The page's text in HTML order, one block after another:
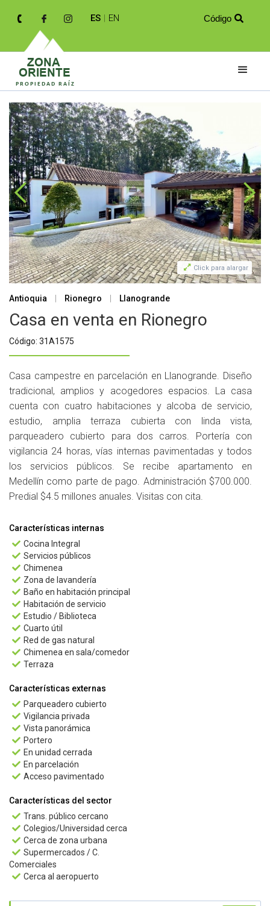
ES | EN Código 
 Click para alargar
Antioquia Rionegro Llanogrande
Casa en venta en Rionegro
Código: 31A1575
Casa campestre en parcelación en Llanogrande. Diseño
tradicional, amplios y acogedores espacios. La casa
cuenta con cuatro habitaciones y alcoba de servicio,
estudio, amplia terraza cubierta con linda vista,
parqueadero cubierto para dos carros. Portería con
vigilancia 24 horas, vías internas pavimentadas y todos
los servicios públicos. Se recibe apartamento en
Medellín como parte de pago. Administración $700.000.
Predial $4.5 millones anuales. Visitas con cita.
Características internas
 Cocina Integral
 Servicios públicos
 Chimenea
 Zona de lavandería
 Baño en habitación principal
 Habitación de servicio
 Estudio / Biblioteca
 Cuarto útil
 Red de gas natural
 Chimenea en sala/comedor
 Terraza
Características externas
 Parqueadero cubierto
 Vigilancia privada
 Vista panorámica
 Portero
 En unidad cerrada
 En parcelación
 Acceso pavimentado
Características del sector
 Trans. público cercano
 Colegios/Universidad cerca
 Cerca de zona urbana
 Supermercados / C.
Comerciales
 Cerca al aeropuerto